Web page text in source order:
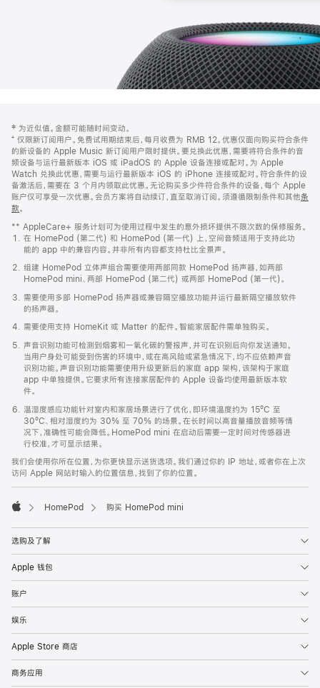
页
页
脚
注
‡ 为近似值。金额可能随时间变动。
⁺ 仅限新订阅用户。免费试用期结束后，每月收费为 RMB 12。优惠仅面向购买符合条件
的新设备的 Apple Music 新订阅用户限时提供。要兑换此优惠，需要将符合条件的音
频设备与运行最新版本 iOS 或 iPadOS 的 Apple 设备连接或配对。为 Apple
Watch 兑换此优惠，需要与运行最新版本 iOS 的 iPhone 连接或配对。符合条件的设
备激活后，需要在 3 个月内领取此优惠。无论购买多少件符合条件的设备，每个 Apple
账户仅可享受一次优惠。会员方案将自动续订，直至取消订阅。须遵循限制条件和其他条
款。
窗
口
中
打
开)
** AppleCare+ 服务计划可为使用过程中发生的意外损坏提供不限次数的保修服务。
在 HomePod (第二代) 和 HomePod (第一代) 上，空间音频适用于支持此功
能的 app 中的兼容内容。并非所有内容都支持杜比全景声。
组建 HomePod 立体声组合需要使用两部同款 HomePod 扬声器，如两部
HomePod mini、两部 HomePod (第二代) 或两部 HomePod (第一代)。
需要使用多部 HomePod 扬声器或兼容隔空播放功能并运行最新隔空播放软件
的扬声器。
需要使用支持 HomeKit 或 Matter 的配件。智能家居配件需单独购买。
声音识别功能可检测到烟雾和一氧化碳的警报声，并可在识别后向你发送通知。
当用户身处可能受到伤害的环境中，或在高风险或紧急情况下，均不应依赖声音
识别功能。声音识别功能需要使用升级更新后的家庭 app 架构，该架构于家庭
app 中单独提供。它要求所有连接家居配件的 Apple 设备均使用最新版本软
件。
温湿度感应功能针对室内和家居场景进行了优化，即环境温度约为 15ºC 至
30ºC、相对湿度约为 30% 至 70% 的场景。在长时间以高音量播放音频等情
况下，准确性可能会降低。HomePod mini 在启动后需要一定时间对传感器进
行校准，才可显示结果。
我们会使用你所在位置，为你更快显示送货选项。我们通过你的 IP 地址，或者你在上次
访问 Apple 网站时输入的位置信息，找到了你的位置。
HomePod 购买 HomePod mini
选购及了解
Apple 钱包
账户
娱乐
Apple Store 商店
商务应用